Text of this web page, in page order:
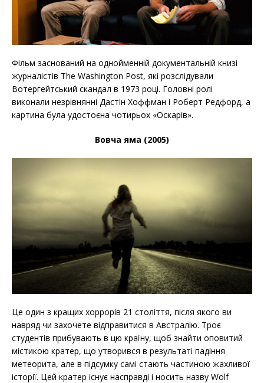
Фільм заснований на однойменній документальній книзі
журналістів The Washington Post, які розслідували
Вотергейтський скандал в 1973 році. Головні ролі
виконали незрівнянні Дастін Хоффман і Роберт Редфорд, а
картина була удостоєна чотирьох «Оскарів».
Вовча яма (2005)
Це один з кращих хоррорів 21 століття, після якого ви
навряд чи захочете відправитися в Австралію. Троє
студентів прибувають в цю країну, щоб знайти оповитий
містикою кратер, що утворився в результаті падіння
метеорита, але в підсумку самі стають частиною жахливої ​​
історії. Цей кратер існує насправді і носить назву Wolf